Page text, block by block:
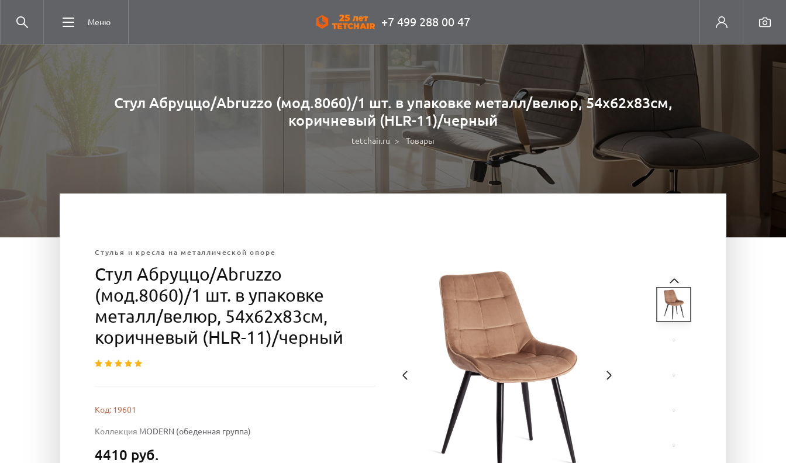
Меню +7 499 288 00 47
Стул Абруццо/Abruzzo (мод.8060)/1 шт. в упаковке металл/велюр, 54х62х83см,
коричневый (HLR-11)/черный
tetchair.ru Товары
Стулья и кресла на металлической опоре
Стул Абруццо/Abruzzo
(мод.8060)/1 шт. в упаковке
металл/велюр, 54х62х83см,
коричневый (HLR-11)/черный
Код: 19601
Коллекция MODERN (обеденная группа)
4410 руб.